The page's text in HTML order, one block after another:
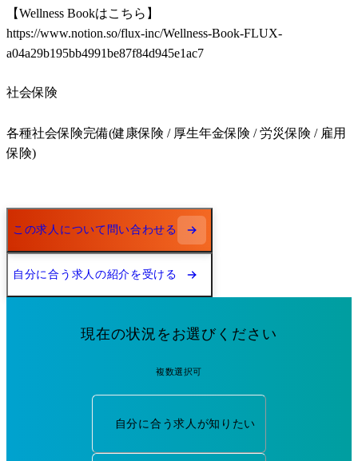
【Wellness Bookはこちら】
https://www.notion.so/flux-inc/Wellness-Book-FLUX-
a04a29b195bb4991be87f84d945e1ac7
社会保険
各種社会保険完備(健康保険 / 厚生年金保険 / 労災保険 / 雇用
保険)
この求人について問い合わせる
自分に合う求人の紹介を受ける
現在の状況をお選びください
複数選択可
自分に合う求人が知りたい